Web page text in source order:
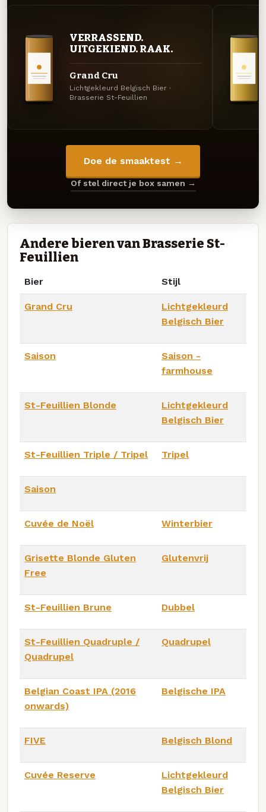
VERRASSEND.
UITGEKIEND. RAAK.
Grand Cru
Lichtgekleurd Belgisch Bier ·
Brasserie St-Feuillien
Doe de smaaktest →
Of stel direct je box samen →
Andere bieren van Brasserie St-
Feuillien
Bier Stijl
Grand Cru
Lichtgekleurd
Belgisch Bier
Saison
Saison -
farmhouse
St-Feuillien Blonde
Lichtgekleurd
Belgisch Bier
St-Feuillien Triple / Tripel Tripel
Saison
Cuvée de Noël Winterbier
Grisette Blonde Gluten
Free
Glutenvrij
St-Feuillien Brune Dubbel
St-Feuillien Quadruple /
Quadrupel
Quadrupel
Belgian Coast IPA (2016
onwards)
Belgische IPA
FIVE Belgisch Blond
Cuvée Reserve
Lichtgekleurd
Belgisch Bier